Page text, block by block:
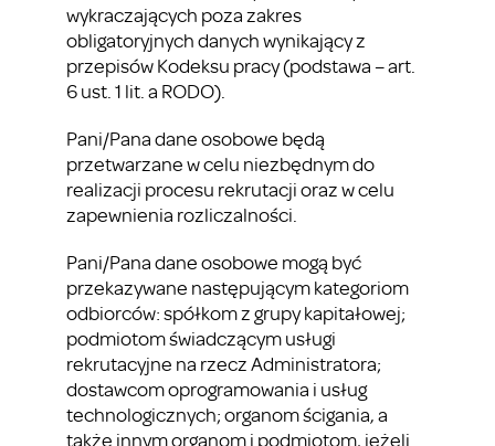
wykraczających poza zakres
obligatoryjnych danych wynikający z
przepisów Kodeksu pracy (podstawa – art.
6 ust. 1 lit. a RODO).
Pani/Pana dane osobowe będą
przetwarzane w celu niezbędnym do
realizacji procesu rekrutacji oraz w celu
zapewnienia rozliczalności.
Pani/Pana dane osobowe mogą być
przekazywane następującym kategoriom
odbiorców: spółkom z grupy kapitałowej;
podmiotom świadczącym usługi
rekrutacyjne na rzecz Administratora;
dostawcom oprogramowania i usług
technologicznych; organom ścigania, a
także innym organom i podmiotom, jeżeli